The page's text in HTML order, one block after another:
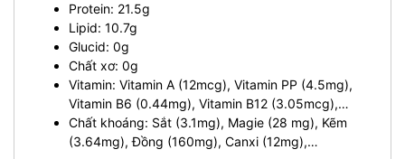
Protein: 21.5g
Lipid: 10.7g
Glucid: 0g
Chất xơ: 0g
Vitamin: Vitamin A (12mcg), Vitamin PP (4.5mg),
Vitamin B6 (0.44mg), Vitamin B12 (3.05mcg),…
Chất khoáng: Sắt (3.1mg), Magie (28 mg), Kẽm
(3.64mg), Đồng (160mg), Canxi (12mg),…